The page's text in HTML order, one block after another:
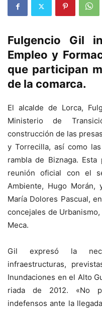
Fulgencio Gil
Empleo y
que participan
de la comarca.
El alcalde de Lorca,
Ministerio de
construcción de las
y Torrecilla, así como
rambla de Biznaga.
reunión oficial con el
Ambiente, Hugo Morán,
María Dolores Pascual,
concejales de
Meca.
Gil expresó la
infraestructuras,
Inundaciones en el Alto
riada de 2012. «No
indefensos ante la